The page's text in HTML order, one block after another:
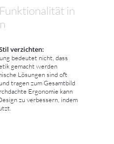
in
verzichten:
bedeutet nicht, dass
gemacht werden
Lösungen sind oft
tragen zum Gesamtbild
Ergonomie kann
zu verbessern, indem